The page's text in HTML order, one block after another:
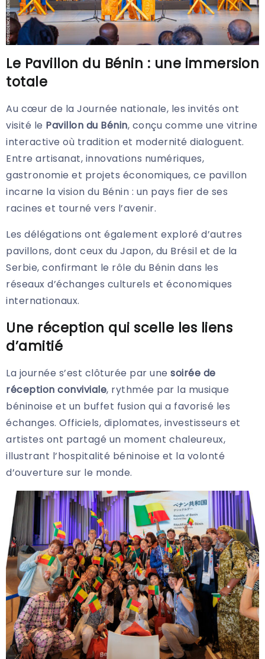
Le Pavillon du Bénin : une immersion
totale
Au cœur de la Journée nationale, les invités ont
visité le Pavillon du Bénin, conçu comme une vitrine
interactive où tradition et modernité dialoguent.
Entre artisanat, innovations numériques,
gastronomie et projets économiques, ce pavillon
incarne la vision du Bénin : un pays fier de ses
racines et tourné vers l’avenir.
Les délégations ont également exploré d’autres
pavillons, dont ceux du Japon, du Brésil et de la
Serbie, confirmant le rôle du Bénin dans les
réseaux d’échanges culturels et économiques
internationaux.
Une réception qui scelle les liens
d’amitié
La journée s’est clôturée par une soirée de
réception conviviale, rythmée par la musique
béninoise et un buffet fusion qui a favorisé les
échanges. Officiels, diplomates, investisseurs et
artistes ont partagé un moment chaleureux,
illustrant l’hospitalité béninoise et la volonté
d’ouverture sur le monde.